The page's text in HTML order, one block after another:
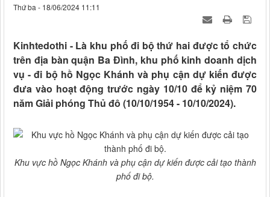
Thứ ba - 18/06/2024 11:11
Kinhtedothi - Là khu phố đi bộ thứ hai được tổ chức
trên địa bàn quận Ba Đình, khu phố kinh doanh dịch
vụ - đi bộ hồ Ngọc Khánh và phụ cận dự kiến được
đưa vào hoạt động trước ngày 10/10 để kỷ niệm 70
năm Giải phóng Thủ đô (10/10/1954 - 10/10/2024).
Khu vực hồ Ngọc Khánh và phụ cận dự kiến được cải tạo thành
phố đi bộ.